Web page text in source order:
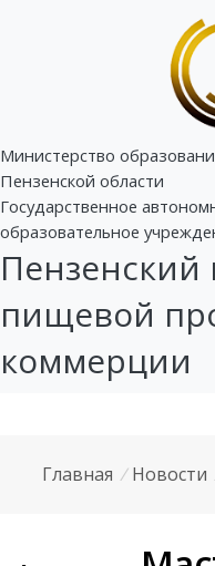
Министерство
Пензенской области
Государственное
образовательное
Пензенский
пищевой
коммерции
Главная / Новости